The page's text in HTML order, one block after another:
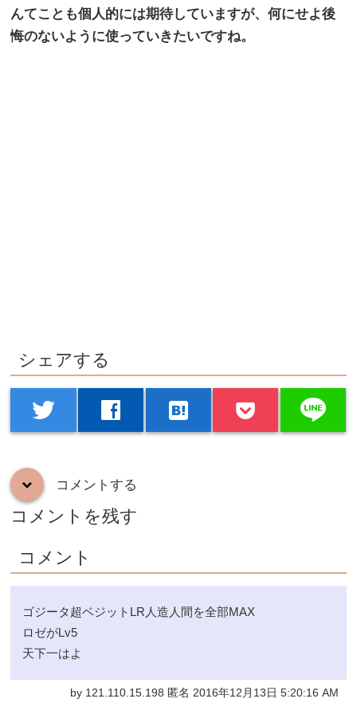
んてことも個人的には期待していますが、何にせよ後
悔のないように使っていきたいですね。
シェアする
twitter facebook hatenabookmark line
down コメントする
コメントを残す
コメント
ゴジータ超ベジットLR人造人間を全部MAX
ロゼがLv5
天下一はよ
by 121.110.15.198 匿名 2016年12月13日 5:20:16 AM